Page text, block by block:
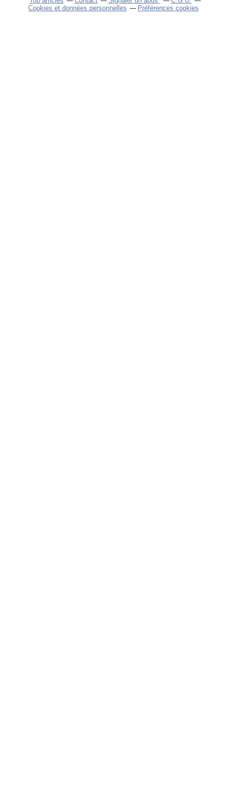
Cookies et données personnelles
Préférences cookies